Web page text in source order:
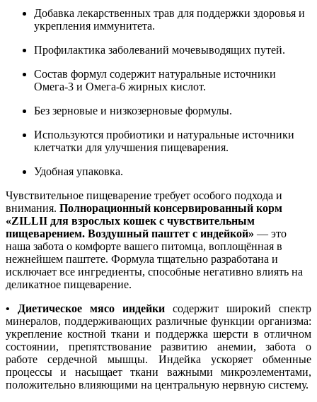
Добавка лекарственных трав для поддержки здоровья и
укрепления иммунитета.
Профилактика заболеваний мочевыводящих путей.
Состав формул содержит натуральные источники
Омега-3 и Омега-6 жирных кислот.
Без зерновые и низкозерновые формулы.
Используются пробиотики и натуральные источники
клетчатки для улучшения пищеварения.
Удобная упаковка.
Чувствительное пищеварение требует особого подхода и
внимания. Полнорационный консервированный корм
«ZILLII для взрослых кошек с чувствительным
пищеварением. Воздушный паштет с индейкой» — это
наша забота о комфорте вашего питомца, воплощённая в
нежнейшем паштете. Формула тщательно разработана и
исключает все ингредиенты, способные негативно влиять на
деликатное пищеварение.
• Диетическое мясо индейки содержит широкий спектр
минералов, поддерживающих различные функции организма:
укрепление костной ткани и поддержка шерсти в отличном
состоянии, препятствование развитию анемии, забота о
работе сердечной мышцы. Индейка ускоряет обменные
процессы и насыщает ткани важными микроэлементами,
положительно влияющими на центральную нервную систему.